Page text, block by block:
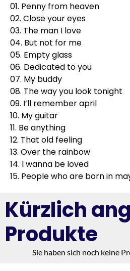
01. Penny from heaven
02. Close your eyes
03. The man I love
04. But not for me
05. Empty glass
06. Dedicated to you
07. My buddy
08. The way you look tonight
09. I’ll remember april
10. My guitar
11. Be anything
12. That old feeling
13. Over the rainbow
14. I wanna be loved
15. People who are born in
Kürzlich
Produkte
Sie haben sich noch keine